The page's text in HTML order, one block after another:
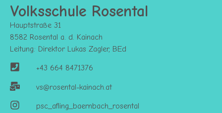
Volksschule Rosental
Hauptstraße 31
8582 Rosental a. d. Kainach
Leitung: Direktor Lukas Zagler, BEd
+43 664 8471376
vs@rosental-kainach.at
psc_afling_baernbach_rosental